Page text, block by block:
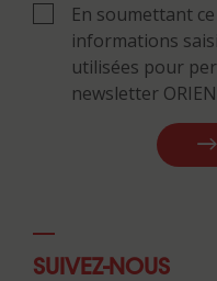
En soumettant
informations
utilisées pour
newsletter
SUIVEZ-NOUS